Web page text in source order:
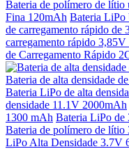
Bateria de polímero de lítio
Fina 120mAh Bateria
de carregamento rápido de
carregamento rápido
de Carregamento Rápido
Bateria de alta densidade
Bateria LiPo de alta
densidade 11.1V 2000mAh
1300 mAh Bateria LiPo de
Bateria de polímero de lítio
LiPo Alta Densidade 3.7V